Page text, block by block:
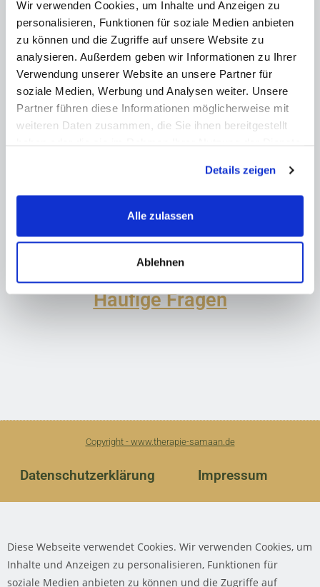
Wir verwenden Cookies, um Inhalte und Anzeigen zu
personalisieren, Funktionen für soziale Medien anbieten
zu können und die Zugriffe auf unsere Website zu
analysieren. Außerdem geben wir Informationen zu Ihrer
Verwendung unserer Website an unsere Partner für
soziale Medien, Werbung und Analysen weiter. Unsere
Partner führen diese Informationen möglicherweise mit
weiteren Daten zusammen, die Sie ihnen bereitgestellt
Details zeigen
Alle zulassen
Ablehnen
möglich.
Häufige Fragen
Copyright - www.therapie-samaan.de
Datenschutzerklärung Impressum
Diese Webseite verwendet Cookies. Wir verwenden Cookies, um
Inhalte und Anzeigen zu personalisieren, Funktionen für
soziale Medien anbieten zu können und die Zugriffe auf